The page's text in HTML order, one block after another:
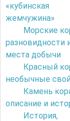
«кубинская
жемчужина»
Морские
разновидности
места добычи
Красный
необычные
Камень
описание и
История,